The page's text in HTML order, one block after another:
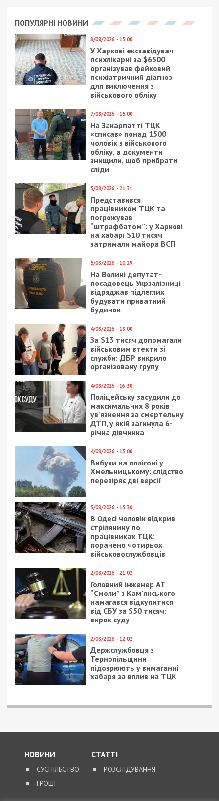
ПОПУЛЯРНІ НОВИНИ
8/08/2026 - 15:00
У Харкові ексзавідувач
психлікарні за $6500
організував фейковий
психіатричний діагноз
для виключення з
військового обліку
7/08/2026 - 15:00
На Закарпатті ТЦК
«списав» понад 1500
чоловік з військового
обліку, а документи
знищили, щоб прибрати
сліди
5/08/2026 - 21:31
Представився
працівником ТЦК та
погрожував
“штрафбатом”: у Харкові
на хабарі $10 тисяч
затримали майора ВСП
5/08/2026 - 10:29
На Волині депутат-
посадовець Укрзалізниці
відряджав підлеглих
будувати приватний
будинок
4/08/2026 - 18:00
За $13 тисяч допомагали
військовим втекти зі
служби: ДБР викрило
організовану групу
4/08/2026 - 16:30
Поліцейську засудили до
максимальних 8 років
ув’язнення за смертельну
ДТП, у якій загинула 6-
річна дівчинка
4/08/2026 - 15:00
Вибухи на полігоні у
Хмельницькому: слідство
перевіряє дві версії
3/08/2026 - 13:30
В Одесі чоловік відкрив
стрілянину по
працівниках ТЦК:
поранено чотирьох
військовослужбовців
2/08/2026 - 21:02
Головний інженер АТ
“Смоли” з Кам’янського
намагався відкупитися
від СБУ за $50 тисяч:
вирок суду
2/08/2026 - 12:02
Держслужбовця з
Тернопільщини
підозрюють у вимаганні
хабаря за вплив на ТЦК
НОВИНИ
СУСПІЛЬСТВО
ГРОШІ
СТАТТІ
РОЗСЛІДУВАННЯ